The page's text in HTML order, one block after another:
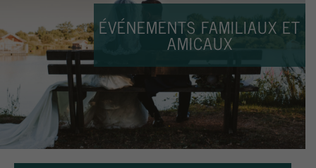
ÉVÉNEMENTS FAMILIAUX ET
AMICAUX